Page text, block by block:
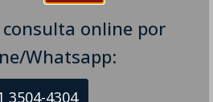
online por
Whatsapp:
3504-4304